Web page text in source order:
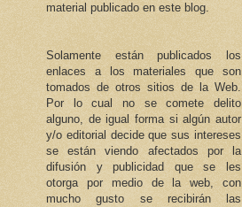
material publicado en este blog.
Solamente están publicados los
enlaces a los materiales que son
tomados de otros sitios de la Web.
Por lo cual no se comete delito
alguno, de igual forma si algún autor
y/o editorial decide que sus intereses
se están viendo afectados por la
difusión y publicidad que se les
otorga por medio de la web, con
mucho gusto se recibirán las